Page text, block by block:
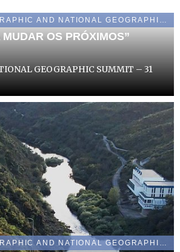
OS PRÓXIMOS”
GEOGRAPHIC SUMMIT – 31